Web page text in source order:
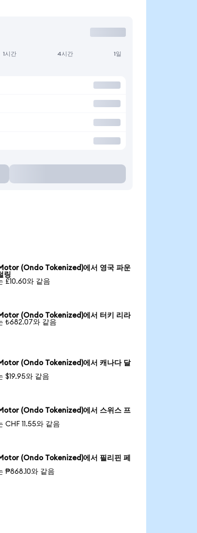
1시간 4시간 1일
(Ondo Tokenized)에서 영국 파운
링
£10.60와 같음
(Ondo Tokenized)에서 터키 리라
₺682.07와 같음
(Ondo Tokenized)에서 캐나다 달
$19.95와 같음
(Ondo Tokenized)에서 스위스 프
CHF 11.55와 같음
(Ondo Tokenized)에서 필리핀 페
₱868.10와 같음